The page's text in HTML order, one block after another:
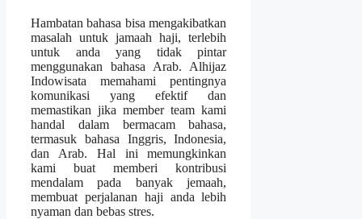
Hambatan bahasa bisa mengakibatkan
masalah untuk jamaah haji, terlebih
untuk anda yang tidak pintar
menggunakan bahasa Arab. Alhijaz
Indowisata memahami pentingnya
komunikasi yang efektif dan
memastikan jika member team kami
handal dalam bermacam bahasa,
termasuk bahasa Inggris, Indonesia,
dan Arab. Hal ini memungkinkan
kami buat memberi kontribusi
mendalam pada banyak jemaah,
membuat perjalanan haji anda lebih
nyaman dan bebas stres.